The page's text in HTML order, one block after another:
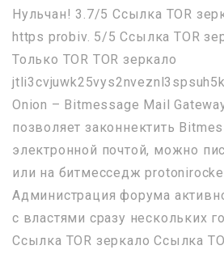
Нульчан! 3.7/5 Ссылка TOR
https probiv. 5/5 Ссылка TOR
Только TOR TOR зеркало
Onion – Bitmessage Mail
позволяет законнектить
электронной почтой, можно
или на битмесседж
Администрация форума
с властями сразу нескольких
Ссылка TOR зеркало Ссылка